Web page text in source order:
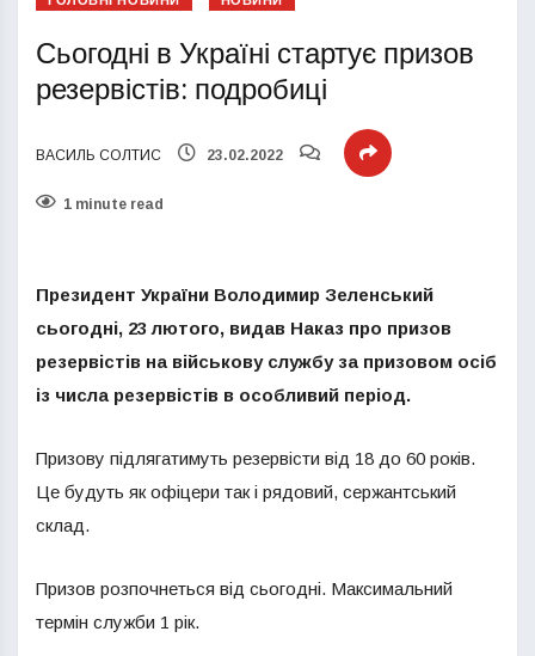
Сьогодні в Україні стартує призов
резервістів: подробиці
ВАСИЛЬ СОЛТИС 23.02.2022
1 minute read
Президент України Володимир Зеленський
сьогодні, 23 лютого, видав Наказ про призов
резервістів на військову службу за призовом осіб
із числа резервістів в особливий період.
Призову підлягатимуть резервісти від 18 до 60 років.
Це будуть як офіцери так і рядовий, сержантський
склад.
Призов розпочнеться від сьогодні. Максимальний
термін служби 1 рік.